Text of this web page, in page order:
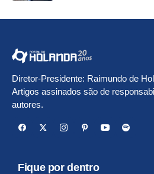
Diretor-Presidente: Raimundo de
Artigos assinados são de
autores.
Fique por dentro